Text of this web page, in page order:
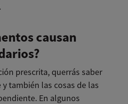
causan
prescrita, querrás saber
también las cosas de las
En algunos